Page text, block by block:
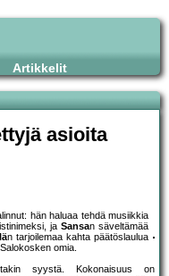
Artikkelit
asioita
hän haluaa tehdä musiikkia
ja Sansan säveltämää
n tarjoilemaa kahta päätöslaulua
omia.
syystä. Kokonaisuus on